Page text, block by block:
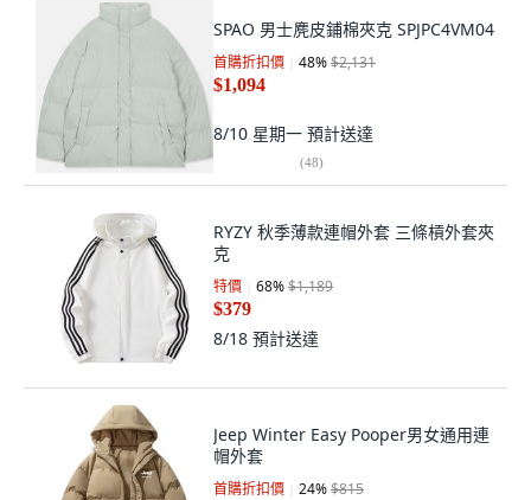
SPAO 男士麂皮鋪棉夾克 SPJPC4VM04
首購折扣價 48%$2,131
$1,094
8/10 星期一 預計送達
(48)
RYZY 秋季薄款連帽外套 三條槓外套夾
克
特價 68%$1,189
$379
8/18 預計送達
Jeep Winter Easy Pooper男女通用連
帽外套
首購折扣價 24%$815